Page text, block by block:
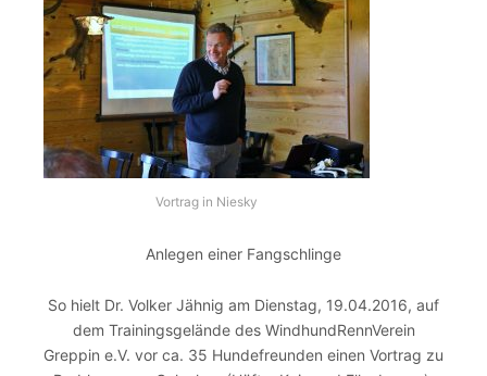
Vortrag in Niesky
Anlegen einer Fangschlinge
So hielt Dr. Volker Jähnig am Dienstag, 19.04.2016, auf
dem Trainingsgelände des WindhundRennVerein
Greppin e.V. vor ca. 35 Hundefreunden einen Vortrag zu